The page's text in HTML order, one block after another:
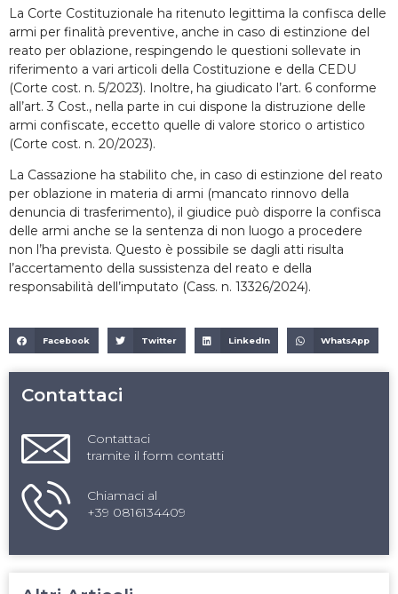
La Corte Costituzionale ha ritenuto legittima la confisca delle
armi per finalità preventive, anche in caso di estinzione del
reato per oblazione, respingendo le questioni sollevate in
riferimento a vari articoli della Costituzione e della CEDU
(Corte cost. n. 5/2023). Inoltre, ha giudicato l’art. 6 conforme
all’art. 3 Cost., nella parte in cui dispone la distruzione delle
armi confiscate, eccetto quelle di valore storico o artistico
(Corte cost. n. 20/2023).
La Cassazione ha stabilito che, in caso di estinzione del reato
per oblazione in materia di armi (mancato rinnovo della
denuncia di trasferimento), il giudice può disporre la confisca
delle armi anche se la sentenza di non luogo a procedere
non l’ha prevista. Questo è possibile se dagli atti risulta
l’accertamento della sussistenza del reato e della
responsabilità dell’imputato (Cass. n. 13326/2024).
Facebook Twitter LinkedIn WhatsApp
Contattaci
Contattaci
tramite il form contatti
Chiamaci al
+39 0816134409